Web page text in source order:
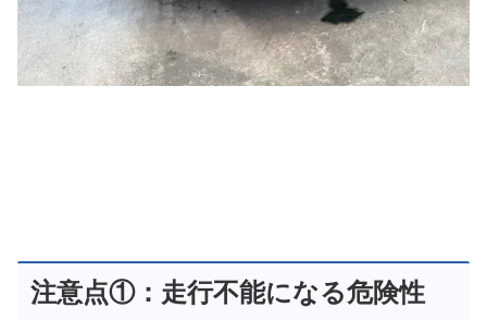
注意点①：走行不能になる危険性